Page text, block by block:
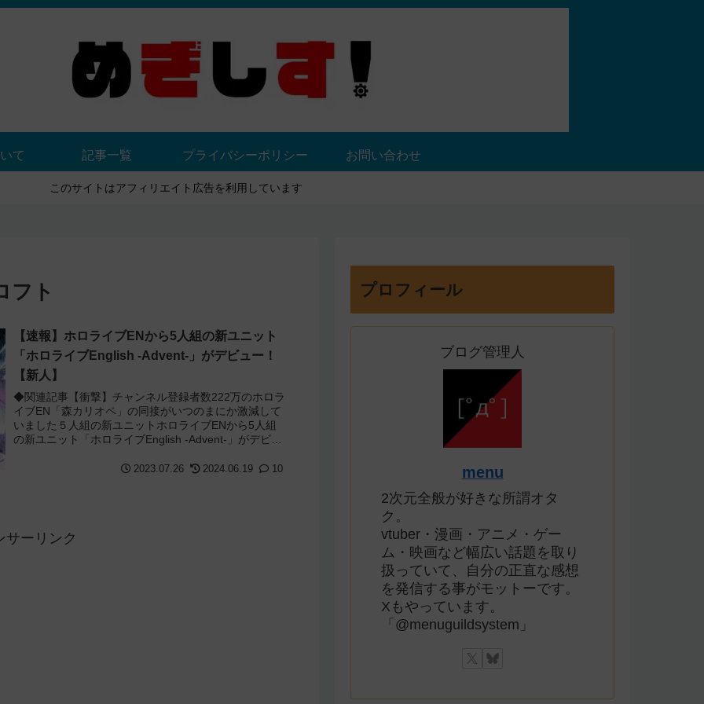
て 記事一覧 プライバシーポリシー お問い合わせ
このサイトはアフィリエイト広告を利用しています
フト
【速報】ホロライブENから5人組の新ユニット
「ホロライブEnglish -Advent-」がデビュー！
【新人】
◆関連記事【衝撃】チャンネル登録者数222万のホロラ
イブEN「森カリオペ」の同接がいつのまにか激減して
いました５人組の新ユニットホロライブENから5人組
の新ユニット「ホロライブEnglish -Advent-」がデビュ
2023.07.26 2024.06.19 10
サーリンク
プロフィール
ブログ管理人
menu
2次元全般が好きな所謂オタ
ク。
vtuber・漫画・アニメ・ゲー
ム・映画など幅広い話題を取り
扱っていて、自分の正直な感想
を発信する事がモットーです。
Xもやっています。
「@menuguildsystem」